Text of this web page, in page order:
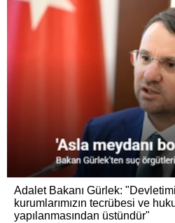
Adalet Bakanı Gürlek:
kurumlarımızın tecrübesi ve
yapılanmasından üstündür"